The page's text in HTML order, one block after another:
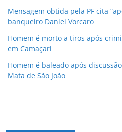
Mensagem obtida pela PF cita
banqueiro Daniel Vorcaro
Homem é morto a tiros após
em Camaçari
Homem é baleado após
Mata de São João